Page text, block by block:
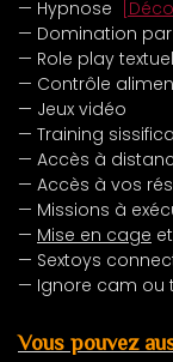
— Hypnose
— Domination
— Role play textuel
— Contrôle
— Jeux vidéo
— Training
— Accès à
— Accès à vos
— Missions à
— Mise en cage
— Sextoys
— Ignore cam ou
Vous pouvez